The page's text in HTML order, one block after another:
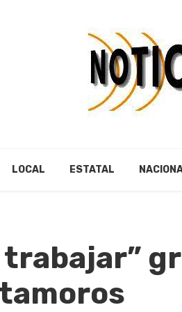
LOCAL ESTATAL
trabajar”